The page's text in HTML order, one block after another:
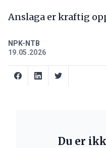
Anslaga er kraftig
NPK-NTB
19.05.2026
Du er